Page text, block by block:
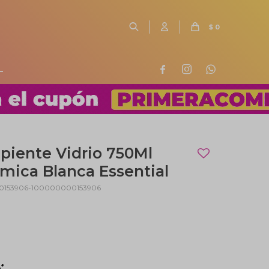
$ 0
  
Vidrio 750Ml
Blanca Essential
100000000153906